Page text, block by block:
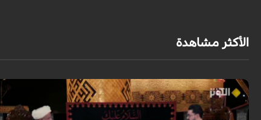
الأكثر مشاهدة